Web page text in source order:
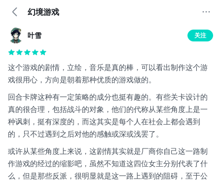
幻境游戏
叶雪 关注
这个游戏的剧情，立绘，音乐是真的棒，可以看出制作这个游
戏很用心，方向是朝着那种优质的游戏做的。
回合卡牌这种有一定策略的成分也挺有趣的。有些关卡设计的
真的很合理，包括战斗的对象，他们的代称从某些角度上是一
种讽刺，挺有深度的，而这其实是每个人在社会上都会遇到
的，只不过遇到之后对他的感触或深或浅罢了。
或许从某些角度上来说，这剧情其实就是厂商你自己这一路制
作游戏的经过的缩影吧，虽然不知道这四位女主分别代表了什
么，但是那些反派，很明显就是这一路上遇到的阻碍，至于公